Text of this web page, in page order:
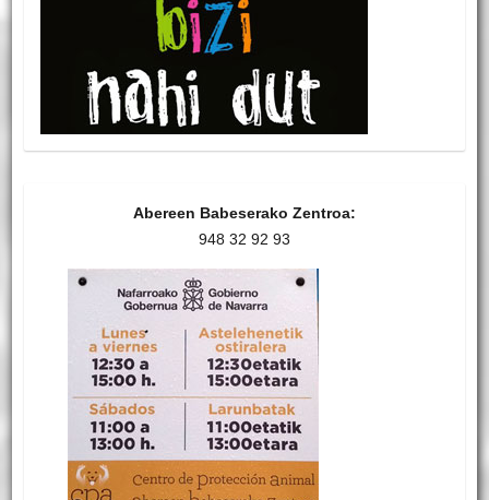
Abereen Babeserako Zentroa:
948 32 92 93